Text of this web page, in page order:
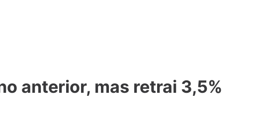
anterior, mas retrai 3,5%